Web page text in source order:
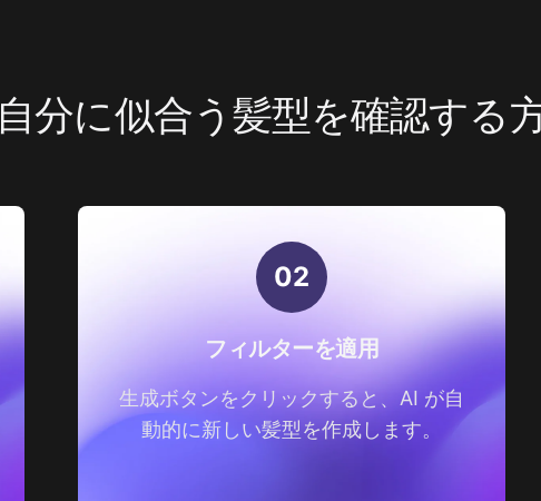
自分に似合う髪型を確認する
02
フィルターを適用
生成ボタンをクリックすると、AI が自
動的に新しい髪型を作成します。